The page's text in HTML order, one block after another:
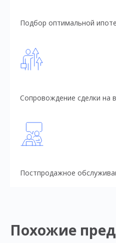
Подбор оптимальной
Сопровождение сделки на
Постпродажное
Похожие